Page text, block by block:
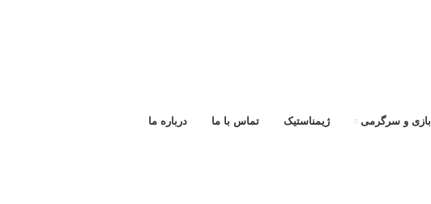
بازی و سرگرمی ژیمناستیک تماس با ما درباره ما